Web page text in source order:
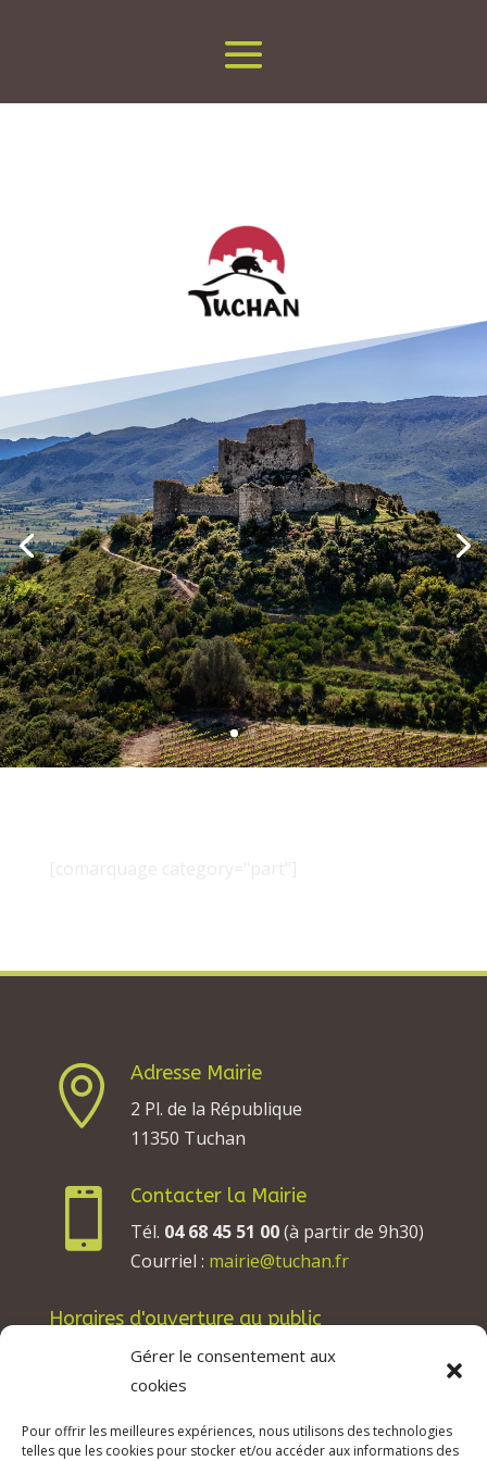
Gérer le consentement aux
cookies
Pour offrir les meilleures expériences, nous utilisons des technologies
telles que les cookies pour stocker et/ou accéder aux informations des

Adresse Mairie
2 Pl. de la République
11350 Tuchan

Contacter la Mairie
Tél. 04 68 45 51 00(à partir de 9h30)
Courriel : mairie@tuchan.fr
Horaires d'ouverture au public
Les lundis, mardis et jeudis : de 8h à 12h et de
13h30 à 17h30.
Les vendredis : de 8h à 12h.